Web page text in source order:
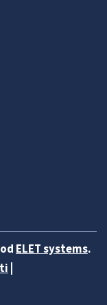
ELET systems.